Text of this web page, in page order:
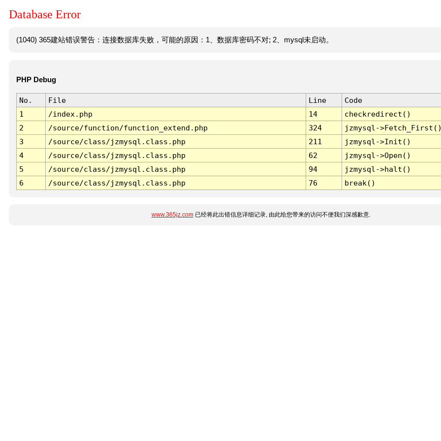
Database Error
(1040) 365建站错误警告：连接数据库失败，可能的原因：1、数据库密码不对; 2、mysql未启动。
PHP Debug
No. File Line
Code
1
/index.php 14
checkredirect()
2
/source/function/function_extend.php 324
jzmysql-
3
/source/class/jzmysql.class.php 211
jzmysql->Init()
4
/source/class/jzmysql.class.php 62
jzmysql->Open()
5
/source/class/jzmysql.class.php 94
jzmysql->halt()
6
/source/class/jzmysql.class.php 76 break()
www.365jz.com已经将此出错信息详细记录, 由此给您带来的访问不便我们深感歉意.